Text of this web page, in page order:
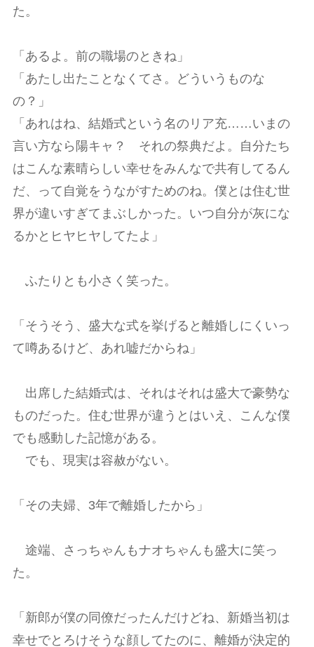
た。
「あるよ。前の職場のときね」
「あたし出たことなくてさ。どういうものな
の？」
「あれはね、結婚式という名のリア充……いまの
言い方なら陽キャ？ それの祭典だよ。自分たち
はこんな素晴らしい幸せをみんなで共有してるん
だ、って自覚をうながすためのね。僕とは住む世
界が違いすぎてまぶしかった。いつ自分が灰にな
るかとヒヤヒヤしてたよ」
ふたりとも小さく笑った。
「そうそう、盛大な式を挙げると離婚しにくいっ
て噂あるけど、あれ嘘だからね」
出席した結婚式は、それはそれは盛大で豪勢な
ものだった。住む世界が違うとはいえ、こんな僕
でも感動した記憶がある。
でも、現実は容赦がない。
「その夫婦、3年で離婚したから」
途端、さっちゃんもナオちゃんも盛大に笑っ
た。
「新郎が僕の同僚だったんだけどね、新婚当初は
幸せでとろけそうな顔してたのに、離婚が決定的